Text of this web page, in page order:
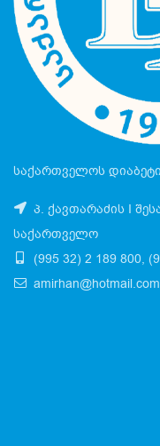
საქართველოს
პ. ქავთარაძის I
საქართველო
(995 32) 2 189 800,
amirhan@hotmail.com